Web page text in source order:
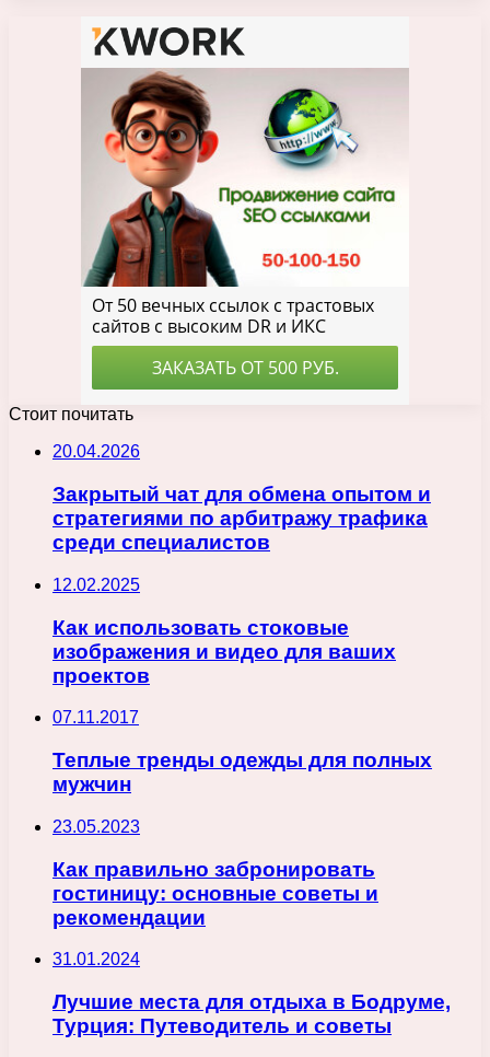
Стоит почитать
20.04.2026
Закрытый чат для обмена опытом и
стратегиями по арбитражу трафика
среди специалистов
12.02.2025
Как использовать стоковые
изображения и видео для ваших
проектов
07.11.2017
Теплые тренды одежды для полных
мужчин
23.05.2023
Как правильно забронировать
гостиницу: основные советы и
рекомендации
31.01.2024
Лучшие места для отдыха в Бодруме,
Турция: Путеводитель и советы